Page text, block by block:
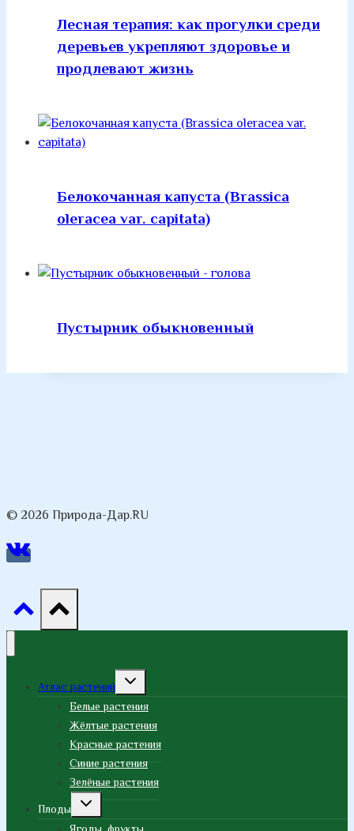
Лесная терапия: как прогулки среди
деревьев укрепляют здоровье и
продлевают жизнь
Белокочанная капуста (Brassica
oleracea var. capitata)
Пустырник обыкновенный
© 2026 Природа-Дар.RU
Атлас растений
Переключить
меню
Белые растения
Жёлтые растения
Красные растения
Синие растения
Зелёные растения
Плоды
Переключить
меню